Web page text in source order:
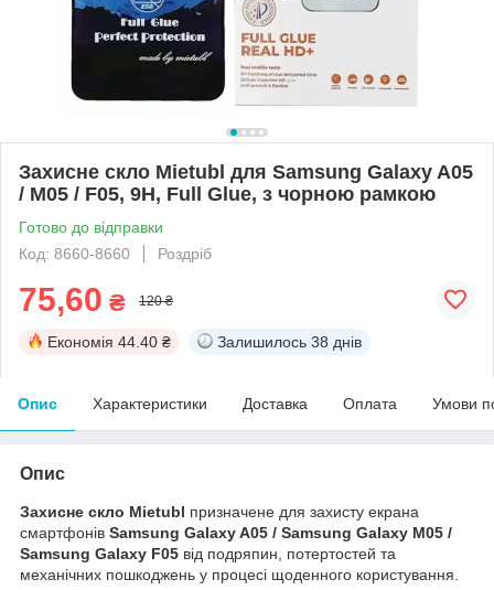
Захисне скло Mietubl для Samsung Galaxy A05
/ M05 / F05, 9H, Full Glue, з чорною рамкою
Готово до відправки
Код: 8660-8660
Роздріб
75,60 ₴ 120 ₴
Економія 44.40 ₴ Залишилось 38 днів
Опис Характеристики Доставка Оплата Умови
Опис
Захисне скло Mietubl призначене для захисту екрана
смартфонів Samsung Galaxy A05 / Samsung Galaxy M05 /
Samsung Galaxy F05 від подряпин, потертостей та
механічних пошкоджень у процесі щоденного користування.